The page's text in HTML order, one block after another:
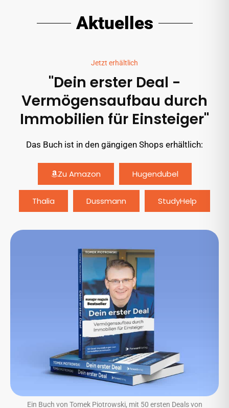
Aktuelles
Ein Buch von Tomek Piotrowski, mit 50 ersten Deals von
Jetzt erhältlich
"Dein erster Deal -
Vermögensaufbau durch
Immobilien für Einsteiger"
Das Buch ist in den gängigen Shops erhältlich:
Zu Amazon Hugendubel
Thalia Dussmann StudyHelp